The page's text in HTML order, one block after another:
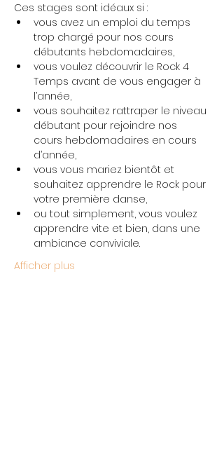
Ces stages sont idéaux si :
vous avez un emploi du temps
trop chargé pour nos cours
débutants hebdomadaires,
vous voulez découvrir le Rock 4
Temps avant de vous engager à
l’année,
vous souhaitez rattraper le niveau
débutant pour rejoindre nos
cours hebdomadaires en cours
d’année,
vous vous mariez bientôt et
souhaitez apprendre le Rock pour
votre première danse,
ou tout simplement, vous voulez
apprendre vite et bien, dans une
ambiance conviviale.
Afficher plus